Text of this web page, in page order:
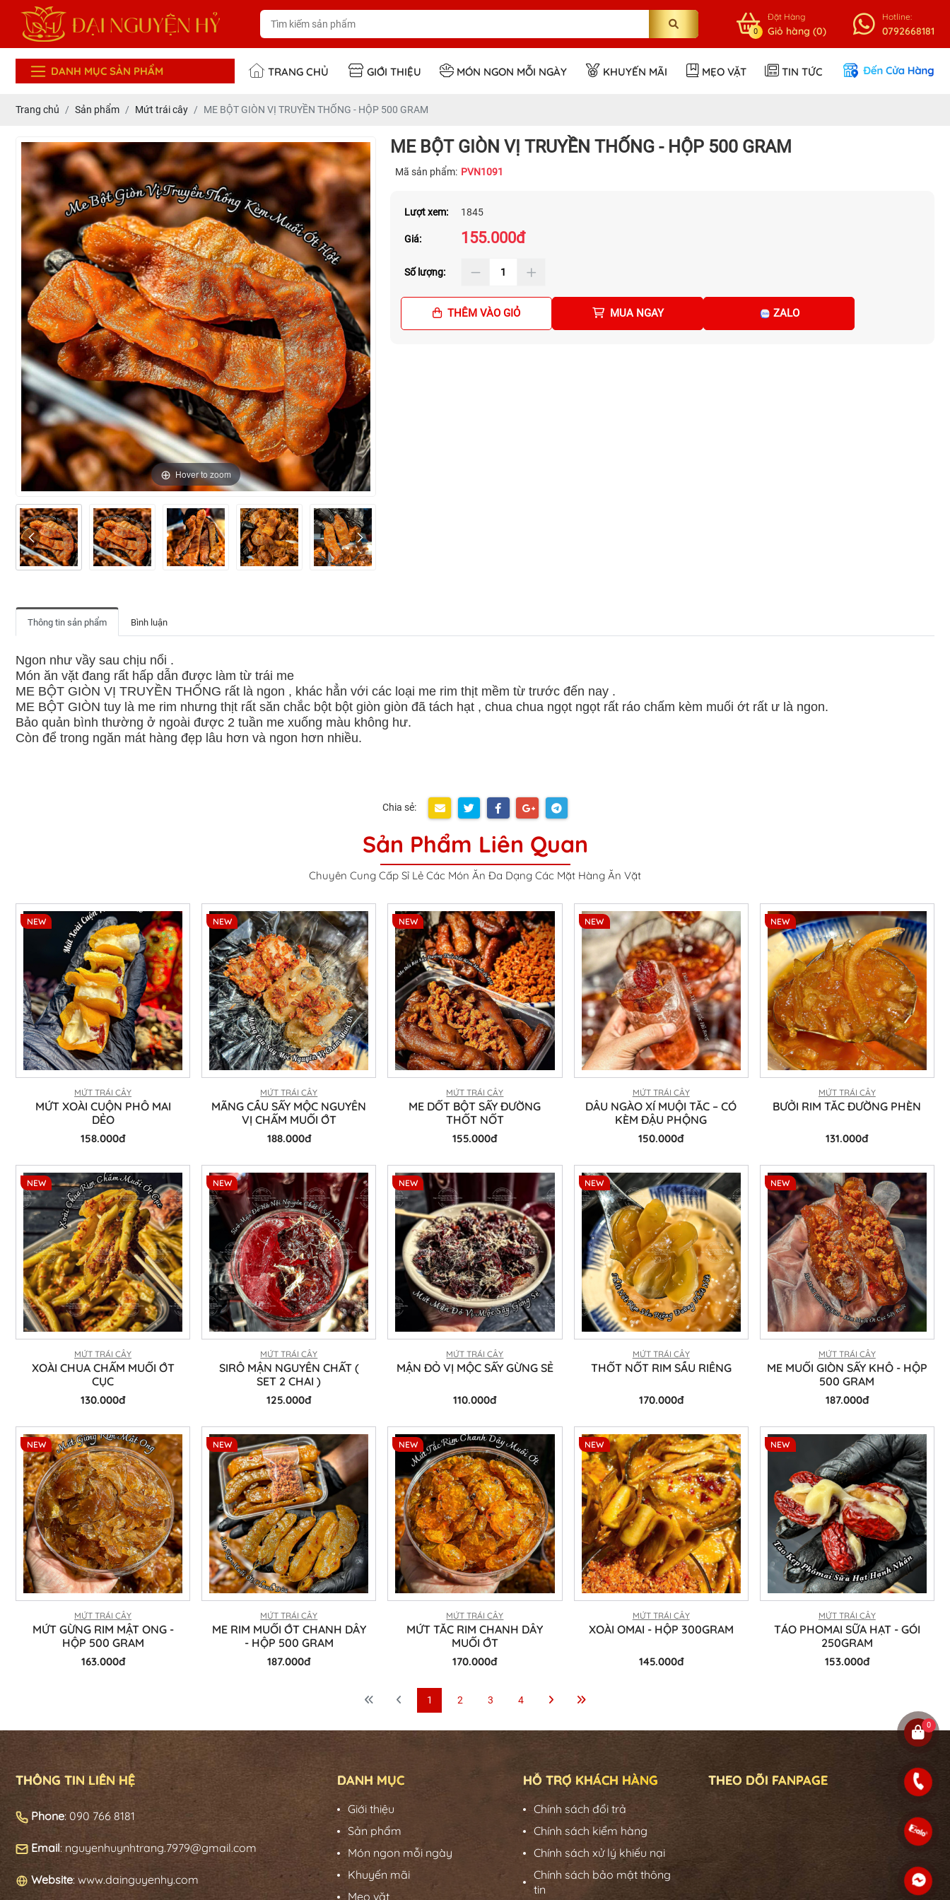
0
Đặt Hàng
Giỏ hàng (0)
Hotline:
0792668181
DANH MỤC SẢN PHẨM TRANG CHỦ GIỚI THIỆU MÓN NGON MỖI NGÀY KHUYẾN MÃI MẸO VẶT TIN TỨC
Trang chủ Sản phẩm Mứt trái cây ME BỘT GIÒN VỊ TRUYỀN THỐNG - HỘP 500 GRAM
Hover to zoom
ME BỘT GIÒN VỊ TRUYỀN THỐNG - HỘP 500 GRAM
Mã sản phẩm: PVN1091
Lượt xem: 1845
Giá: 155.000đ
Số lượng:
THÊM VÀO GIỎ MUA NGAY ZALO
Thông tin sản phẩm Bình luận
Ngon như vầy sau chịu nổi .
Món ăn vặt đang rất hấp dẫn được làm từ trái me
ME BỘT GIÒN VỊ TRUYỀN THỐNG rất là ngon , khác hẳn với các loại me rim thịt mềm từ trước đến nay .
ME BỘT GIÒN tuy là me rim nhưng thịt rất săn chắc bột bột giòn giòn đã tách hạt , chua chua ngọt ngọt rất ráo chấm kèm muối ớt rất ư là ngon.
Bảo quản bình thường ở ngoài được 2 tuần me xuống màu không hư.
Còn để trong ngăn mát hàng đẹp lâu hơn và ngon hơn nhiều.
Chia sẻ:
Sản Phẩm Liên Quan
Chuyên Cung Cấp Sỉ Lẻ Các Món Ăn Đa Dạng Các Mặt Hàng Ăn Vặt
MỨT TRÁI CÂY
MỨT XOÀI CUỘN PHÔ MAI
DẺO
158.000đ
NEW
MỨT TRÁI CÂY
MÃNG CẦU SẤY MỘC NGUYÊN
VỊ CHẤM MUỐI ỚT
188.000đ
NEW
MỨT TRÁI CÂY
ME DỐT BỘT SẤY ĐƯỜNG
THỐT NỐT
155.000đ
NEW
MỨT TRÁI CÂY
DÂU NGÀO XÍ MUỘI TẮC – CÓ
KÈM ĐẬU PHỘNG
150.000đ
NEW
MỨT TRÁI CÂY
BƯỞI RIM TẮC ĐƯỜNG PHÈN
131.000đ
NEW
MỨT TRÁI CÂY
XOÀI CHUA CHẤM MUỐI ỚT
CỤC
130.000đ
NEW
MỨT TRÁI CÂY
SIRÔ MẬN NGUYÊN CHẤT (
SET 2 CHAI )
125.000đ
NEW
MỨT TRÁI CÂY
MẬN ĐỎ VỊ MỘC SẤY GỪNG SẺ
110.000đ
NEW
MỨT TRÁI CÂY
THỐT NỐT RIM SẦU RIÊNG
170.000đ
NEW
MỨT TRÁI CÂY
ME MUỐI GIÒN SẤY KHÔ - HỘP
500 GRAM
187.000đ
NEW
MỨT TRÁI CÂY
MỨT GỪNG RIM MẬT ONG -
HỘP 500 GRAM
163.000đ
NEW
MỨT TRÁI CÂY
ME RIM MUỐI ỚT CHANH DÂY
- HỘP 500 GRAM
187.000đ
NEW
MỨT TRÁI CÂY
MỨT TẮC RIM CHANH DÂY
MUỐI ỚT
170.000đ
NEW
MỨT TRÁI CÂY
XOÀI OMAI - HỘP 300GRAM
145.000đ
NEW
MỨT TRÁI CÂY
TÁO PHOMAI SỮA HẠT - GÓI
250GRAM
153.000đ
NEW
1 2 3 4
THÔNG TIN LIÊN HỆ
Phone: 090 766 8181
Email: nguyenhuynhtrang.7979@gmail.com
Website: www.dainguyenhy.com
DANH MỤC
Giới thiệu
Sản phẩm
Món ngon mỗi ngày
Khuyến mãi
Mẹo vặt
HỖ TRỢ KHÁCH HÀNG
Chính sách đổi trả
Chính sách kiểm hàng
Chính sách xử lý khiếu nại
Chính sách bảo mật thông
tin
THEO DÕI FANPAGE
0